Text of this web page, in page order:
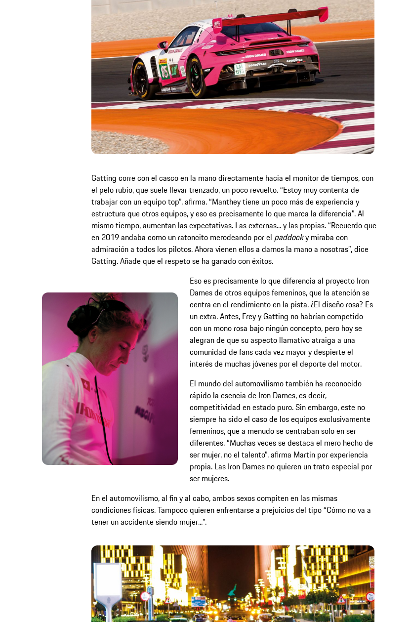
Gatting corre con el casco en la mano directamente hacia el monitor de tiempos, con
el pelo rubio, que suele llevar trenzado, un poco revuelto. “Estoy muy contenta de
trabajar con un equipo top”, afirma. “Manthey tiene un poco más de experiencia y
estructura que otros equipos, y eso es precisamente lo que marca la diferencia”. Al
mismo tiempo, aumentan las expectativas. Las externas... y las propias. “Recuerdo que
en 2019 andaba como un ratoncito merodeando por el paddocky miraba con
admiración a todos los pilotos. Ahora vienen ellos a darnos la mano a nosotras”, dice
Gatting. Añade que el respeto se ha ganado con éxitos.
Eso es precisamente lo que diferencia al proyecto Iron
Dames de otros equipos femeninos, que la atención se
centra en el rendimiento en la pista. ¿El diseño rosa? Es
un extra. Antes, Frey y Gatting no habrían competido
con un mono rosa bajo ningún concepto, pero hoy se
alegran de que su aspecto llamativo atraiga a una
comunidad de fans cada vez mayor y despierte el
interés de muchas jóvenes por el deporte del motor.
El mundo del automovilismo también ha reconocido
rápido la esencia de Iron Dames, es decir,
competitividad en estado puro. Sin embargo, este no
siempre ha sido el caso de los equipos exclusivamente
femeninos, que a menudo se centraban solo en ser
diferentes. “Muchas veces se destaca el mero hecho de
ser mujer, no el talento”, afirma Martin por experiencia
propia. Las Iron Dames no quieren un trato especial por
ser mujeres.
En el automovilismo, al fin y al cabo, ambos sexos compiten en las mismas
condiciones físicas. Tampoco quieren enfrentarse a prejuicios del tipo “Cómo no va a
tener un accidente siendo mujer...”.